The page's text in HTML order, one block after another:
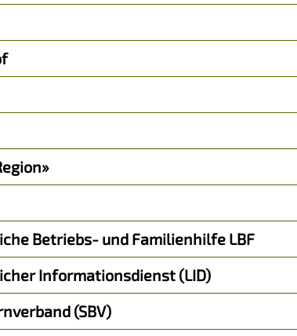
Betriebs- und Familienhilfe LBF
Informationsdienst (LID)
(SBV)